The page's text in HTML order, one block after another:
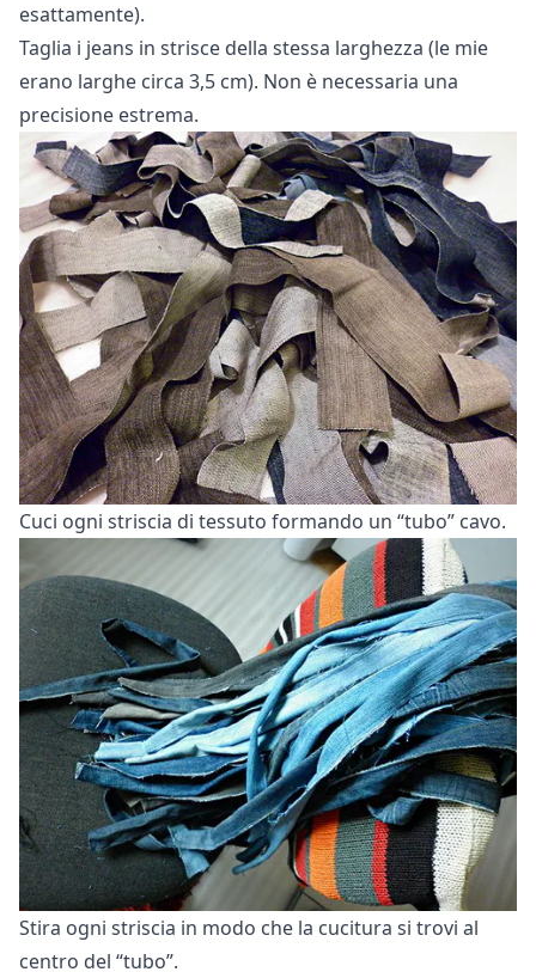
esattamente).
Taglia i jeans in strisce della stessa larghezza (le mie
erano larghe circa 3,5 cm). Non è necessaria una
precisione estrema.
Cuci ogni striscia di tessuto formando un “tubo” cavo.
Stira ogni striscia in modo che la cucitura si trovi al
centro del “tubo”.